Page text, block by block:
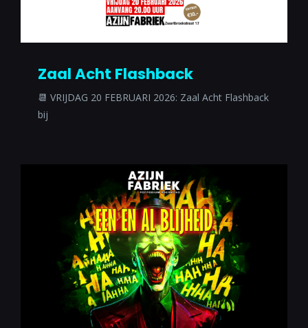
Zaal Acht Flashback
📆 VRIJDAG 20 FEBRUARI 2026: Zaal Acht Flashback
bij